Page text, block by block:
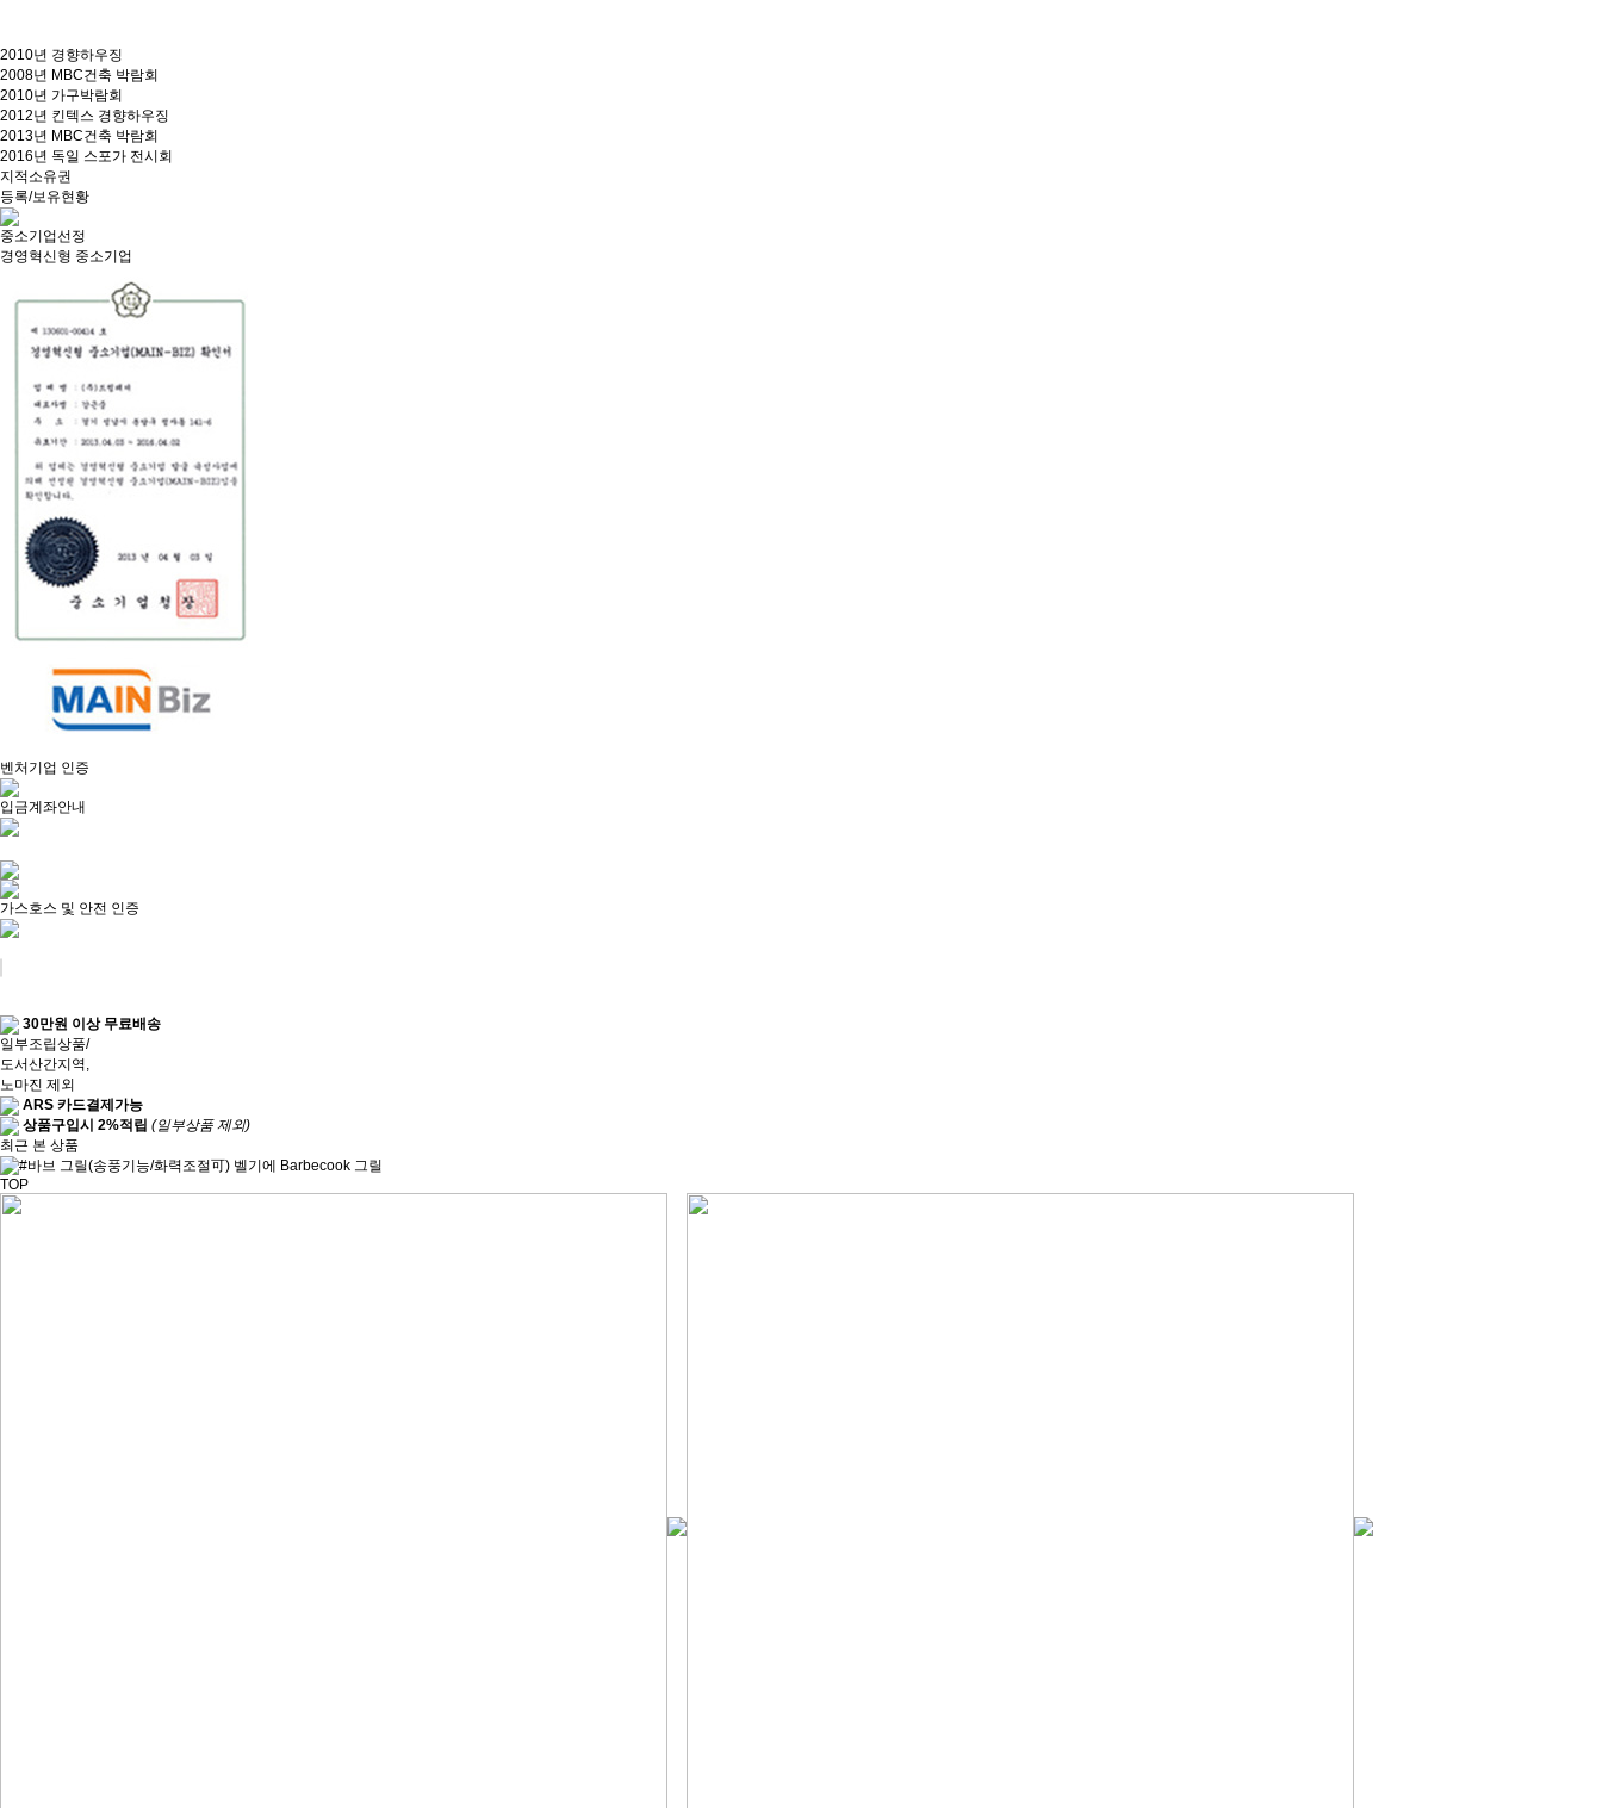
2010년 경향하우징
2008년 MBC건축 박람회
2010년 가구박람회
2012년 킨텍스 경향하우징
2013년 MBC건축 박람회
2016년 독일 스포가 전시회
지적소유권
등록/보유현황
중소기업선정
경영혁신형 중소기업
벤처기업 인증
입금계좌안내
가스호스 및 안전 인증
30만원 이상 무료배송
일부조립상품/
도서산간지역,
노마진 제외
ARS 카드결제가능
상품구입시 2%적립 (일부상품 제외)
최근 본 상품
TOP